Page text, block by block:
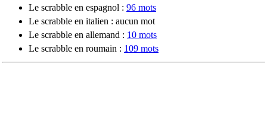
Le scrabble en espagnol : 96 mots
Le scrabble en italien : aucun mot
Le scrabble en allemand : 10 mots
Le scrabble en roumain : 109 mots